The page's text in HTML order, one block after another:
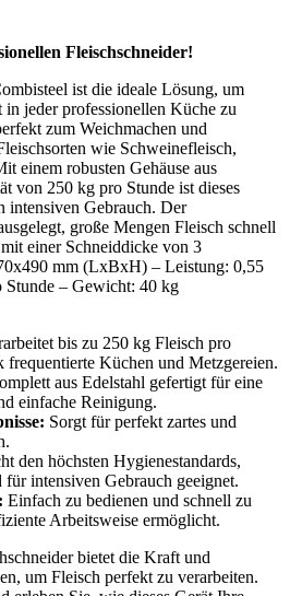
Fleischschneider!
ist die ideale Lösung, um
jeder professionellen Küche zu
zum Weichmachen und
wie Schweinefleisch,
einem robusten Gehäuse aus
von 250 kg pro Stunde ist dieses
intensiven Gebrauch. Der
große Mengen Fleisch schnell
einer Schneiddicke von 3
mm (LxBxH) – Leistung: 0,55
– Gewicht: 40 kg
bis zu 250 kg Fleisch pro
frequentierte Küchen und Metzgereien.
aus Edelstahl gefertigt für eine
einfache Reinigung.
Sorgt für perfekt zartes und
den höchsten Hygienestandards,
intensiven Gebrauch geeignet.
Einfach zu bedienen und schnell zu
Arbeitsweise ermöglicht.
bietet die Kraft und
um Fleisch perfekt zu verarbeiten.